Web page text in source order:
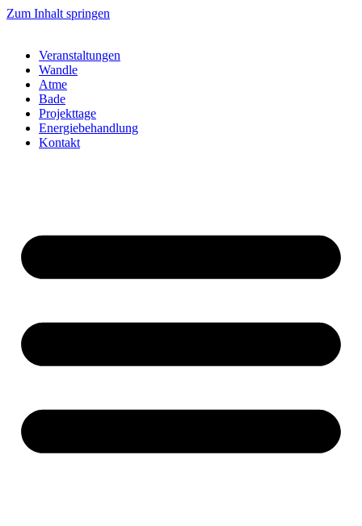
Zum Inhalt springen
Veranstaltungen
Wandle
Atme
Bade
Projekttage
Energiebehandlung
Kontakt